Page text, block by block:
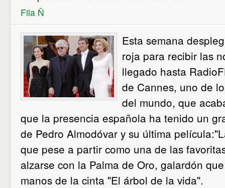
Fila Ñ
Esta semana
roja para recibir las
llegado hasta
de Cannes, uno de
del mundo, que
que la presencia española ha tenido un
de Pedro Almodóvar y su última
que pese a partir como una de las
alzarse con la Palma de Oro, galardón
manos de la cinta "El árbol de la vida".